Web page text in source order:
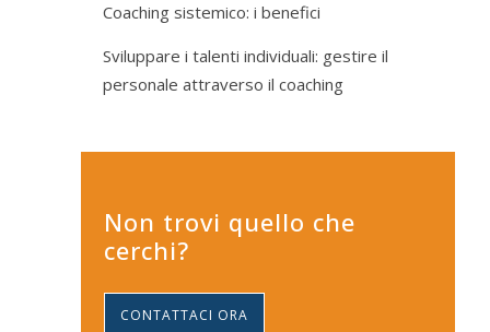
Coaching sistemico: i benefici
Sviluppare i talenti individuali: gestire il
personale attraverso il coaching
Non trovi quello che
cerchi?
CONTATTACI ORA